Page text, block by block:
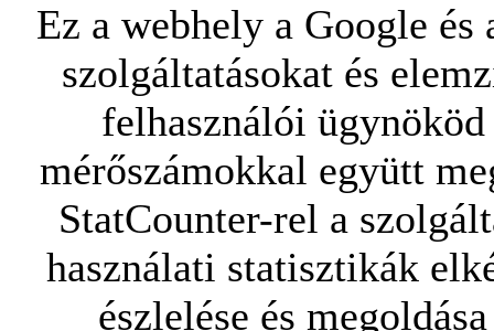
Ez a webhely a Google
szolgáltatásokat és
felhasználói
mérőszámokkal együtt
StatCounter-rel a
használati statisztikák
észlelése és